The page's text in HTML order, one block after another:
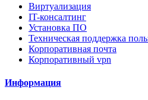
Виртуализация
IT-консалтинг
Установка ПО
Техническая поддержка
Корпоративная почта
Корпоративный vpn
Информация